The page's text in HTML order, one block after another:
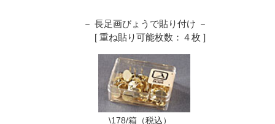
－ 長足画びょうで貼り付け －
[ 重ね貼り可能枚数：４枚 ]
\178/箱（税込）